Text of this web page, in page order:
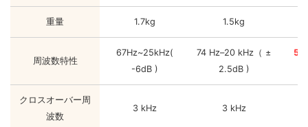
重量 1.7kg 1.5kg
周波数特性
67Hz~25kHz(
-6dB )
74 Hz–20 kHz（ ±
2.5dB )
クロスオーバー周
波数
3 kHz 3 kHz